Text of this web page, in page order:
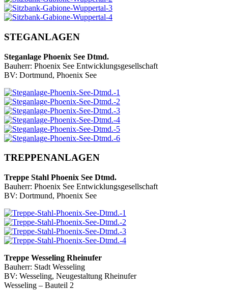
STEGANLAGEN
Steganlage Phoenix See Dtmd.
Bauherr: Phoenix See Entwicklungsgesellschaft
BV: Dortmund, Phoenix See
TREPPENANLAGEN
Treppe Stahl Phoenix See Dtmd.
Bauherr: Phoenix See Entwicklungsgesellschaft
BV: Dortmund, Phoenix See
Treppe Wesseling Rheinufer
Bauherr: Stadt Wesseling
BV: Wesseling, Neugestaltung Rheinufer
Wesseling – Bauteil 2